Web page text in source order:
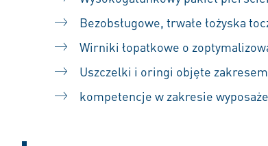
Bezobsługowe, trwałe łożyska
Wirniki łopatkowe o
Uszczelki i oringi objęte
kompetencje w zakresie